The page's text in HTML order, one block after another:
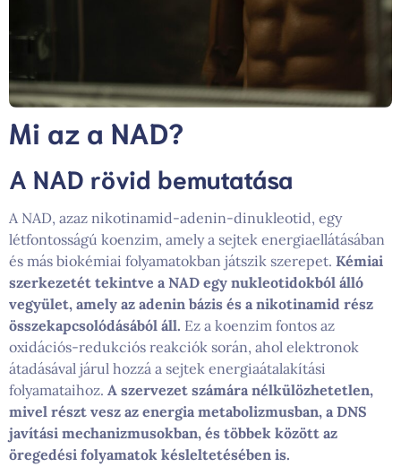
Mi az a NAD?
A NAD rövid bemutatása
A NAD, azaz nikotinamid-adenin-dinukleotid, egy
létfontosságú koenzim, amely a sejtek energiaellátásában
és más biokémiai folyamatokban játszik szerepet. Kémiai
szerkezetét tekintve a NAD egy nukleotidokból álló
vegyület, amely az adenin bázis és a nikotinamid rész
összekapcsolódásából áll. Ez a koenzim fontos az
oxidációs-redukciós reakciók során, ahol elektronok
átadásával járul hozzá a sejtek energiaátalakítási
folyamataihoz. A szervezet számára nélkülözhetetlen,
mivel részt vesz az energia metabolizmusban, a DNS
javítási mechanizmusokban, és többek között az
öregedési folyamatok késleltetésében is.